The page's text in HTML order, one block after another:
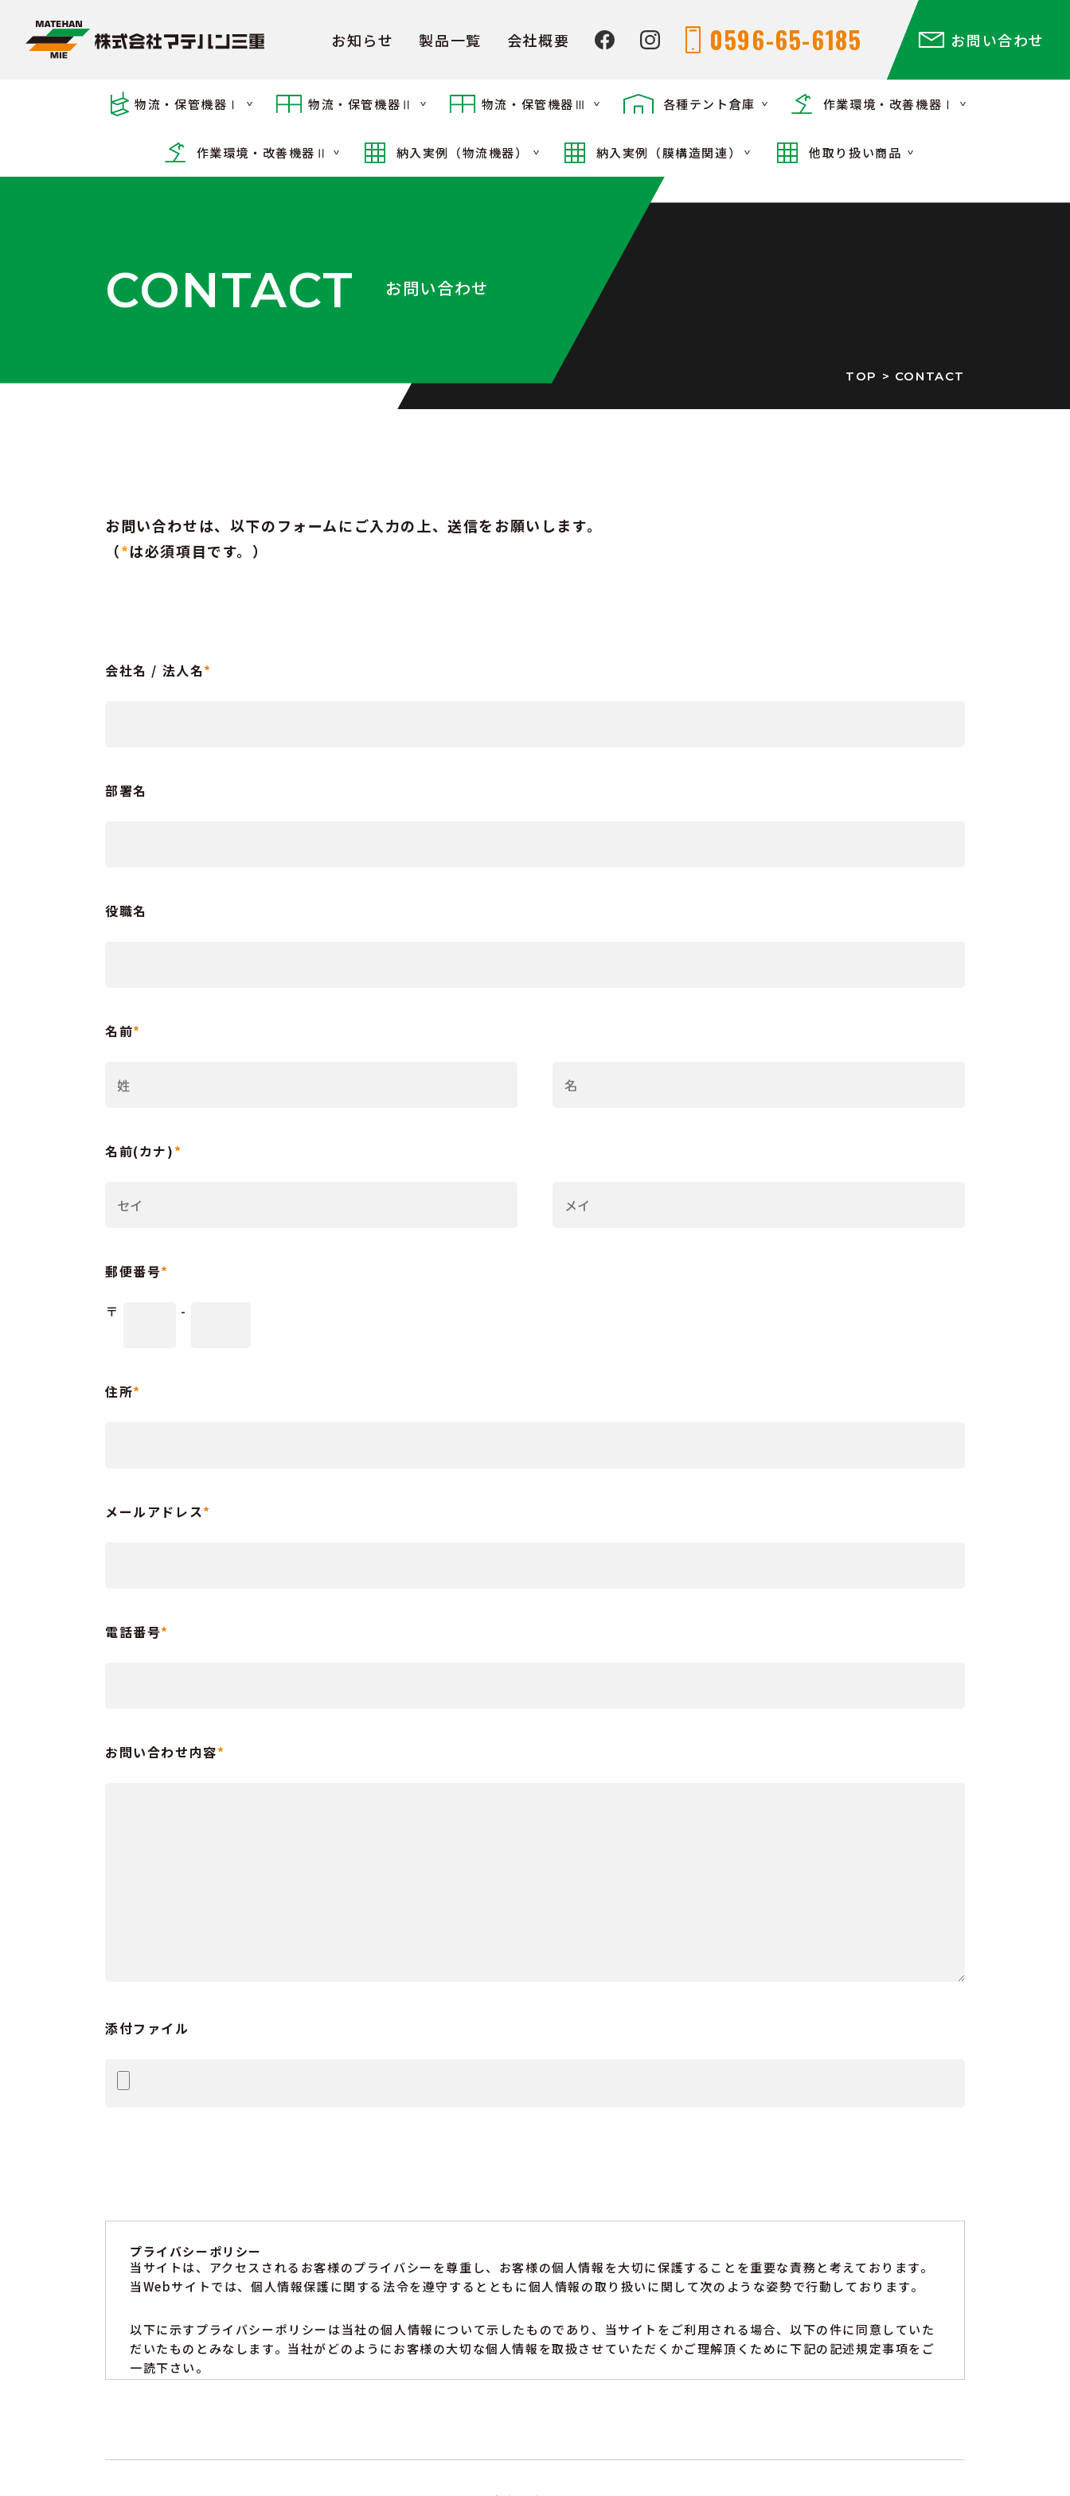
お知らせ 製品一覧 会社概要 0596-65-6185 お問い合わせ
物流・保管機器Ⅰ 物流・保管機器Ⅱ 物流・保管機器Ⅲ 各種テント倉庫 作業環境・改善機器Ⅰ
作業環境・改善機器Ⅱ 納入実例（物流機器） 納入実例（膜構造関連） 他取り扱い商品
CONTACT お問い合わせ
TOP > CONTACT
お問い合わせは、以下のフォームにご入力の上、送信をお願いします。
（*は必須項目です。）
会社名 / 法人名*
部署名
役職名
名前*
名前(カナ)*
郵便番号*
〒 -
住所*
メールアドレス*
電話番号*
お問い合わせ内容*
添付ファイル
プライバシーポリシー
当サイトは、アクセスされるお客様のプライバシーを尊重し、お客様の個人情報を大切に保護することを重要な責務と考えております。
当Webサイトでは、個人情報保護に関する法令を遵守するとともに個人情報の取り扱いに関して次のような姿勢で行動しております。
以下に示すプライバシーポリシーは当社の個人情報について示したものであり、当サイトをご利用される場合、以下の件に同意していた
だいたものとみなします。当社がどのようにお客様の大切な個人情報を取扱させていただくかご理解頂くために下記の記述規定事項をご
一読下さい。